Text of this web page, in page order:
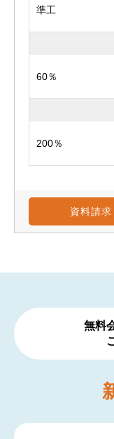
準工
60％
200％
資料請求
無料